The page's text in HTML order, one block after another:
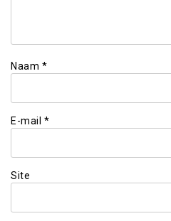
Naam *
E-mail *
Site